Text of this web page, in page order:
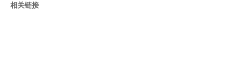
相关链接